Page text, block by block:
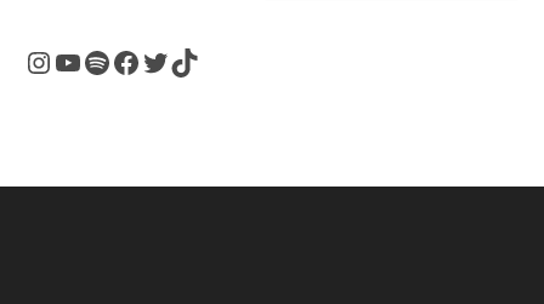
Instagram
YouTube
SpotifyFacebook
Twitter
TikTok